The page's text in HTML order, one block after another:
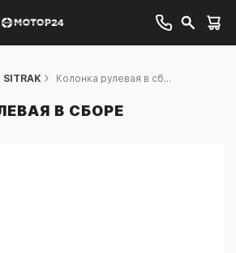
SITRAK Колонка рулевая в сб...
В СБОРЕ